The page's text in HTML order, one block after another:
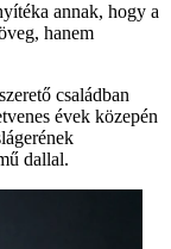
annak, hogy a
hanem
családban
évek közepén
dallal.